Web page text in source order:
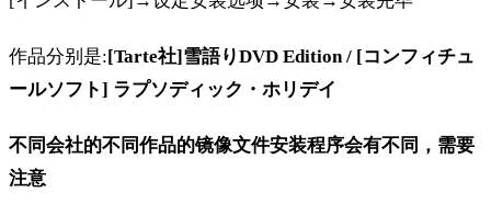
作品分别是: [Tarte社]雪語りDVD Edition / [コンフィチュ
ールソフト] ラプソディック・ホリデイ
不同会社的不同作品的镜像文件安装程序会有不同，需要
注意